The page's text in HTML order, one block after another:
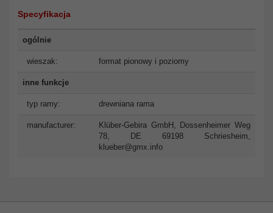
Specyfikacja
ogólnie
wieszak: format pionowy i poziomy
inne funkcje
typ ramy: drewniana rama
manufacturer:
Klüber-Gebira GmbH, Dossenheimer Weg
78, DE 69198 Schriesheim,
klueber@gmx.info